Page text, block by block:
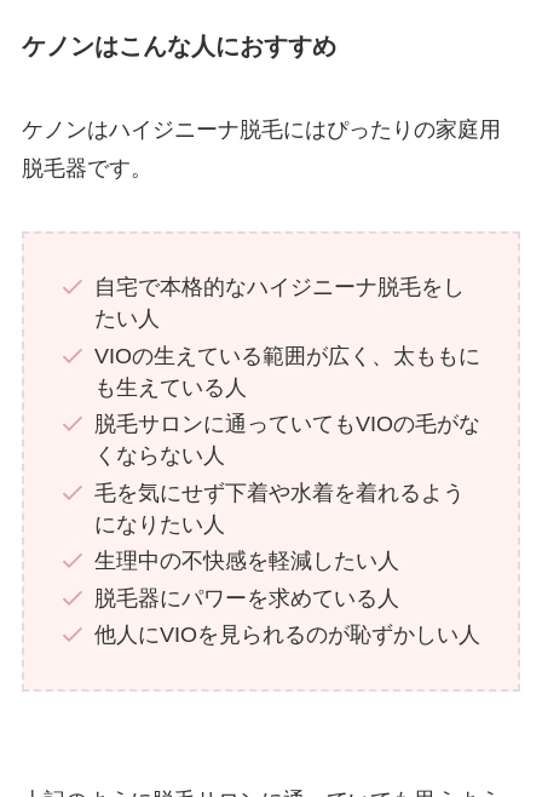
ケノンはこんな人におすすめ
ケノンはハイジニーナ脱毛にはぴったりの家庭用
脱毛器です。
自宅で本格的なハイジニーナ脱毛をし
たい人
VIOの生えている範囲が広く、太ももに
も生えている人
脱毛サロンに通っていてもVIOの毛がな
くならない人
毛を気にせず下着や水着を着れるよう
になりたい人
生理中の不快感を軽減したい人
脱毛器にパワーを求めている人
他人にVIOを見られるのが恥ずかしい人